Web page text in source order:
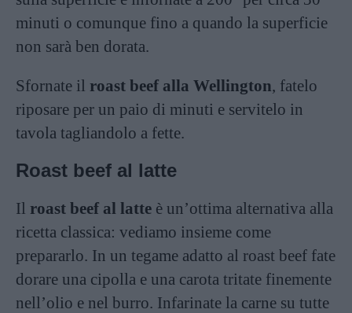
minuti o comunque fino a quando la superficie
non sarà ben dorata.
Sfornate il roast beef alla Wellington, fatelo
riposare per un paio di minuti e servitelo in
tavola tagliandolo a fette.
Roast beef al latte
Il roast beef al latte è un’ottima alternativa alla
ricetta classica: vediamo insieme come
prepararlo. In un tegame adatto al roast beef fate
dorare una cipolla e una carota tritate finemente
nell’olio e nel burro. Infarinate la carne su tutte